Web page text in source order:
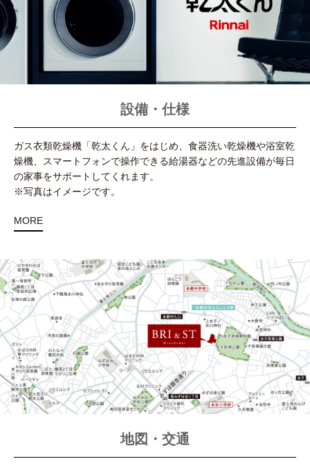
設備・仕様
ガス衣類乾燥機「乾太くん」をはじめ、食器洗い乾燥機や浴室乾
燥機、スマートフォンで操作できる給湯器などの先進設備が毎日
の家事をサポートしてくれます。
※写真はイメージです。
MORE
地図・交通